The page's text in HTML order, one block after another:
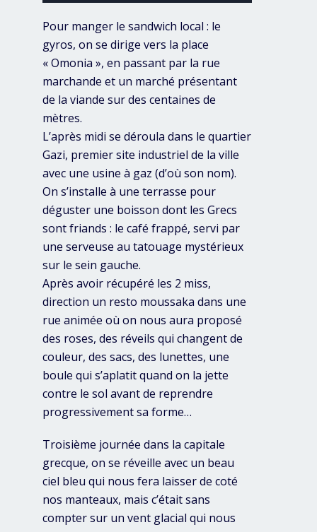
Pour manger le sandwich local : le
gyros, on se dirige vers la place
« Omonia », en passant par la rue
marchande et un marché présentant
de la viande sur des centaines de
mètres.
L’après midi se déroula dans le quartier
Gazi, premier site industriel de la ville
avec une usine à gaz (d’où son nom).
On s’installe à une terrasse pour
déguster une boisson dont les Grecs
sont friands : le café frappé, servi par
une serveuse au tatouage mystérieux
sur le sein gauche.
Après avoir récupéré les 2 miss,
direction un resto moussaka dans une
rue animée où on nous aura proposé
des roses, des réveils qui changent de
couleur, des sacs, des lunettes, une
boule qui s’aplatit quand on la jette
contre le sol avant de reprendre
progressivement sa forme…
Troisième journée dans la capitale
grecque, on se réveille avec un beau
ciel bleu qui nous fera laisser de coté
nos manteaux, mais c’était sans
compter sur un vent glacial qui nous